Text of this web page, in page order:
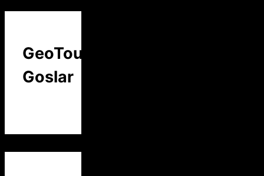
GeoTour
Goslar